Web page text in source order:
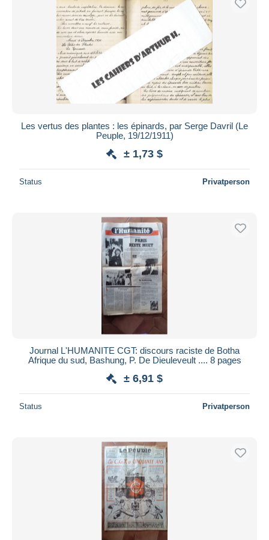
Les vertus des plantes : les épinards, par Serge Davril (Le
Peuple, 19/12/1911)
± 1,73 $
Status Privatperson
Journal L'HUMANITE CGT: discours raciste de Botha
Afrique du sud, Bashung, P. De Dieuleveult .... 8 pages
± 6,91 $
Status Privatperson